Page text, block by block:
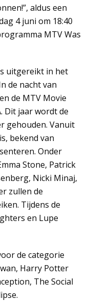
aldus een
4 juni om 18:40
MTV Was
uitgereikt in het
de nacht van
de MTV Movie
Dit jaar wordt de
gehouden. Vanuit
bekend van
Onder
Stone, Patrick
Nicki Minaj,
zullen de
Tijdens de
en Lupe
de categorie
Harry Potter
The Social